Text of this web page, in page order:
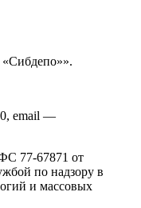
email —
77-67871 от
по надзору в
и массовых